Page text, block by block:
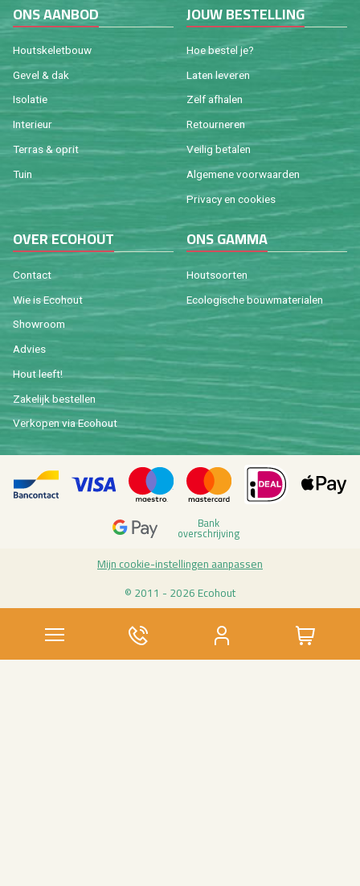
ONS AAN­BOD
Houtske­let­bouw
Gevel & dak
Iso­la­tie
In­te­ri­eur
Ter­ras & oprit
Tuin
JOUW BE­STEL­LING
Hoe be­stel je?
Laten le­ve­ren
Zelf af­ha­len
Re­tour­ne­ren
Vei­lig be­ta­len
Al­ge­me­ne voor­waar­den
Pri­va­cy en coo­kies
OVER ECO­HOUT
Con­tact
Wie is Eco­hout
Show­room
Ad­vies
Hout leeft!
Za­ke­lijk be­stel­len
Ver­ko­pen via Eco­hout
ONS GAMMA
Hout­soor­ten
Eco­lo­gi­sche bouw­ma­te­ri­a­len
Bank
over­schrij­ving
Mijn coo­kie-in­stel­lin­gen aan­pas­sen
© 2011 - 2026 Eco­hout